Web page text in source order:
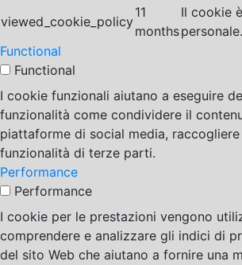
viewed_cookie_policy
11
months
Il cookie
personale.
Functional
Functional
I cookie funzionali aiutano a eseguire
funzionalità come condividere il
piattaforme di social media,
funzionalità di terze parti.
Performance
Performance
I cookie per le prestazioni vengono
comprendere e analizzare gli indici di
del sito Web che aiutano a fornire una